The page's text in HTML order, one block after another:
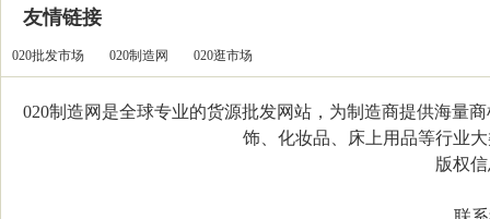
友情链接
020批发市场 020制造网 020逛市场
020制造网是全球专业的货源批发网站，为制造商提供海量
饰、化妆品、床上用品等行业
版权信